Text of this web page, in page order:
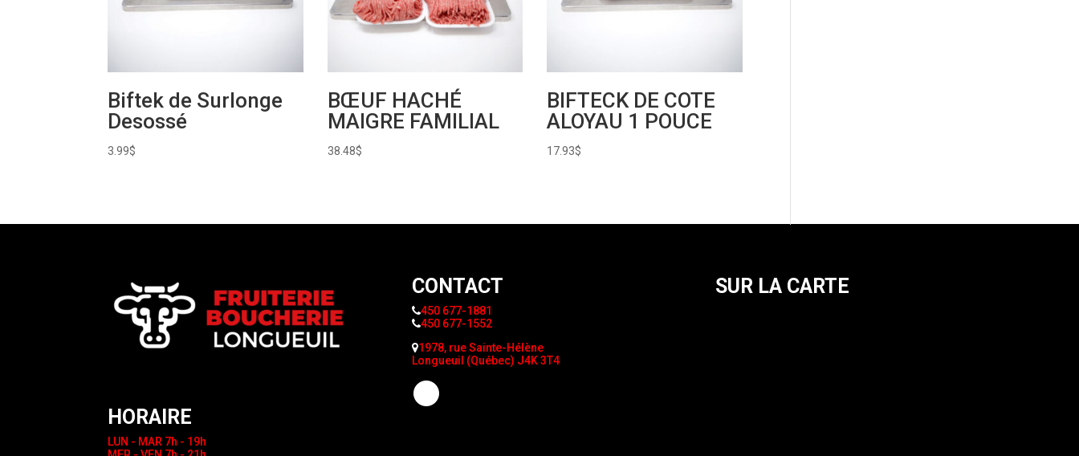
Biftek de Surlonge
Desossé
3.99$
BŒUF HACHÉ
MAIGRE FAMILIAL
38.48$
BIFTECK DE COTE
ALOYAU 1 POUCE
17.93$
HORAIRE
LUN - MAR 7h - 19h
CONTACT
450 677-1881
450 677-1552
1978, rue Sainte-Hélène
Longueuil (Québec) J4K 3T4
SUR LA CARTE